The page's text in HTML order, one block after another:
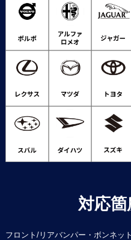
対応
フロント/リアバンパー・ボンネッ